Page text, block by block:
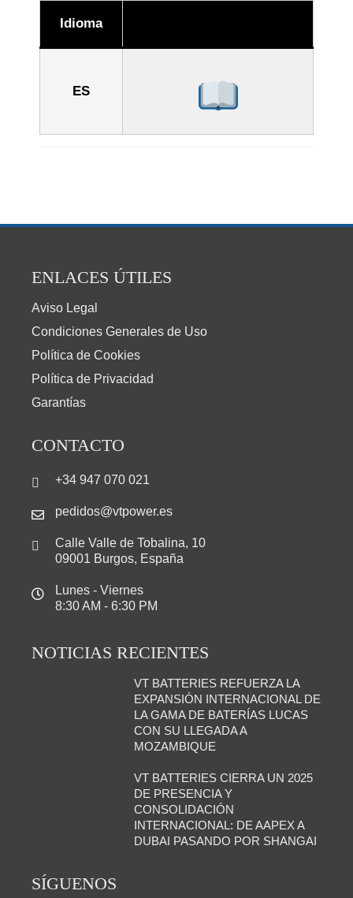
Idioma
ES
ENLACES ÚTILES
Aviso Legal
Condiciones Generales de Uso
Política de Cookies
Política de Privacidad
Garantías
CONTACTO
+34 947 070 021
pedidos@vtpower.es
Calle Valle de Tobalina, 10
09001 Burgos, España
Lunes - Viernes
8:30 AM - 6:30 PM
NOTICIAS RECIENTES
VT BATTERIES REFUERZA LA
EXPANSIÓN INTERNACIONAL DE
LA GAMA DE BATERÍAS LUCAS
CON SU LLEGADA A
MOZAMBIQUE
VT BATTERIES CIERRA UN 2025
DE PRESENCIA Y
CONSOLIDACIÓN
INTERNACIONAL: DE AAPEX A
DUBAI PASANDO POR SHANGAI
SÍGUENOS